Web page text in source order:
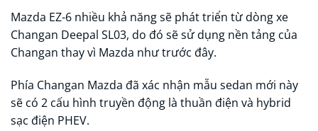
Mazda EZ-6 nhiều khả năng sẽ phát triển từ dòng xe
Changan Deepal SL03, do đó sẽ sử dụng nền tảng của
Changan thay vì Mazda như trước đây.
Phía Changan Mazda đã xác nhận mẫu sedan mới này
sẽ có 2 cấu hình truyền động là thuần điện và hybrid
sạc điện PHEV.